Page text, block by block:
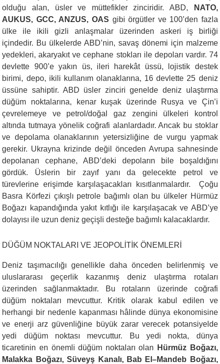
olduğu alan, üsler ve müttefikler zinciridir. ABD,
NATO,
AUKUS, GCC, ANZUS, OAS gibi örgütler ve 100’den fazla
ülke ile ikili gizli anlaşmalar üzerinden askeri iş birliği
içindedir. Bu ülkelerde ABD’nin, savaş dönemi için malzeme
yedekleri, akaryakıt ve cephane stokları ile depoları vardır. 74
devlette 900’e yakın üs, ileri harekât üssü, lojistik destek
birimi, depo, ikili kullanım olanaklarına, 16 devlette 25 deniz
üssüne sahiptir. ABD üsler zinciri genelde deniz ulaştırma
düğüm noktalarına, kenar kuşak üzerinde Rusya ve Çin’i
çevrelemeye ve petrol/doğal gaz zengini ülkeleri kontrol
altında tutmaya yönelik coğrafi alanlardadır. Ancak bu stoklar
ve depolama olanaklarının yetersizliğine de vurgu yapmak
gerekir. Ukrayna krizinde değil önceden Avrupa sahnesinde
depolanan cephane, ABD’deki depoların bile boşaldığını
gördük. Üslerin bir zayıf yanı da gelecekte petrol ve
türevlerine erişimde karşılaşacakları kısıtlanmalardır. Çoğu
Basra Körfezi çıkışlı petrole bağımlı olan bu ülkeler Hürmüz
Boğazı kapandığında yakıt kıtlığı ile karşılaşacak ve ABD’ye
dolayısı ile uzun deniz geçişli desteğe bağımlı kalacaklardır.
DÜĞÜM NOKTALARI VE JEOPOLİTİK ÖNEMLERİ
Deniz taşımacılığı genellikle daha önceden belirlenmiş ve
uluslararası geçerlik kazanmış deniz ulaştırma rotaları
üzerinden sağlanmaktadır. Bu rotaların üzerinde coğrafi
düğüm noktaları mevcuttur. Kritik olarak kabul edilen ve
herhangi bir nedenle kapanması hâlinde dünya ekonomisine
ve enerji arz güvenliğine büyük zarar verecek potansiyelde
yedi düğüm noktası mevcuttur. Bu yedi nokta, dünya
ticaretinin en önemli düğüm noktaları olan
Hürmüz Boğazı,
Malakka Boğazı, Süveyş Kanalı, Bab El–Mandeb Boğazı,